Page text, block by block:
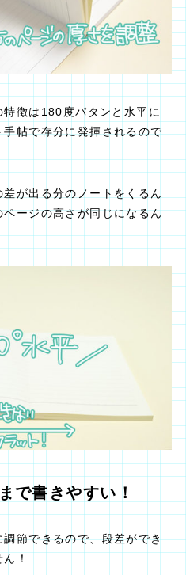
徴は180度パタンと水平に
帖で存分に発揮されるので
が出る分のノートをくるん
ージの高さが同じになるん
で書きやすい！
節できるので、段差ができ
！